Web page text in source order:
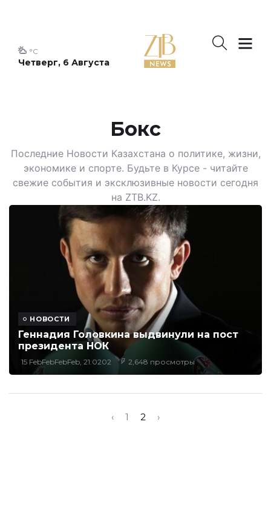
Четверг, 6 Августа
°C
Бокс
Последние Новости Казахстана о политике, жизни,
экономике и спорте. Будьте в Курсе - читайте
свежие события и эксклюзивные новости сегодня
на ZTB.KZ.
НОВОСТИ
Геннадия Головкина выдвинули на пост
президента НОК
15 FebFebFebFeb, 21:0202 2,648 просмотры
‹ 1 2 ›